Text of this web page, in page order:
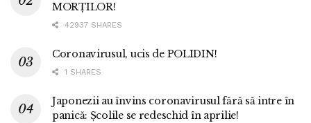
MORȚILOR!
42937 SHARES
Coronavirusul, ucis de POLIDIN!
1 SHARES
Japonezii au învins coronavirusul fără să intre în
panică: Școlile se redeschid în aprilie!